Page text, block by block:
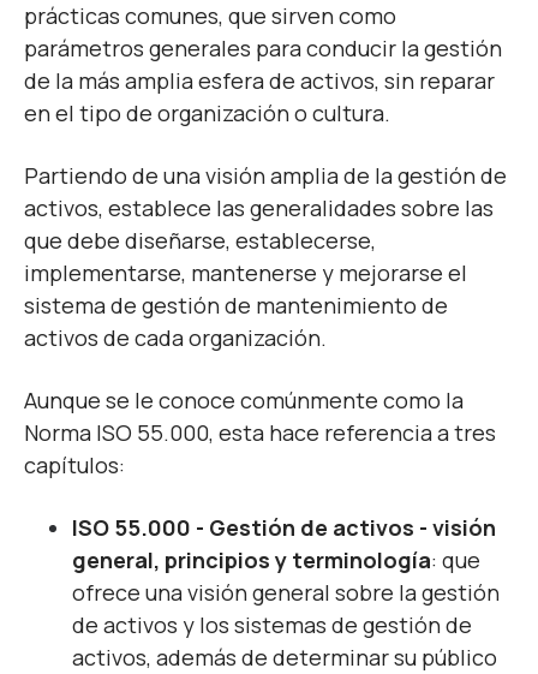
prácticas comunes, que sirven como
parámetros generales para conducir la gestión
de la más amplia esfera de activos, sin reparar
en el tipo de organización o cultura.
Partiendo de una visión amplia de la gestión de
activos, establece las generalidades sobre las
que debe diseñarse, establecerse,
implementarse, mantenerse y mejorarse el
sistema de gestión de mantenimiento de
activos de cada organización.
Aunque se le conoce comúnmente como la
Norma ISO 55.000, esta hace referencia a tres
capítulos:
ISO 55.000 - Gestión de activos - visión
general, principios y terminología: que
ofrece una visión general sobre la gestión
de activos y los sistemas de gestión de
activos, además de determinar su público